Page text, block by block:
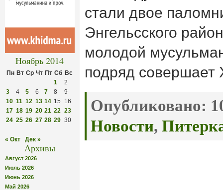
Ноябрь 2014
Пн Вт Ср Чт Пт Сб Вс
1
2
3
4 5 6 7 8
9
10 11 12 13 14 15
16
17 18 19 20 21 22 23
24 25 26 27 28 29 30
« Окт Дек »
Архивы
Август 2026
Июль 2026
Июнь 2026
Май 2026
стали двое
Энгельсского
молодой
подряд совершает
Опубликовано:
Новости,